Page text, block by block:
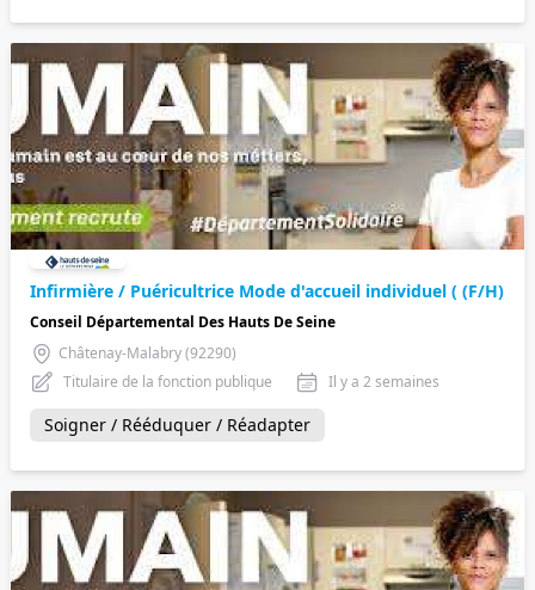
Infirmière / Puéricultrice Mode d'accueil individuel ( (F/H)
Conseil Départemental Des Hauts De Seine
Châtenay-Malabry (92290)
Titulaire de la fonction publique
Il y a 2 semaines
Soigner / Rééduquer / Réadapter